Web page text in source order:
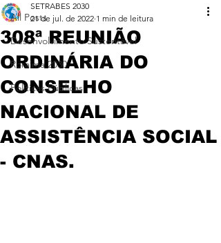
All Posts
Desenvolvimento Sustentável
Roraima 2030
Políticas Públicas
308ª REUNIÃO
ORDINÁRIA DO
CONSELHO
NACIONAL DE
ASSISTÊNCIA SOCIAL
- CNAS.
SETRABES 2030
21 de jul. de 2022 1 min de leitura